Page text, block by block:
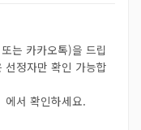
는 카카오톡)을 드립
선정자만 확인 가능합
에서 확인하세요.